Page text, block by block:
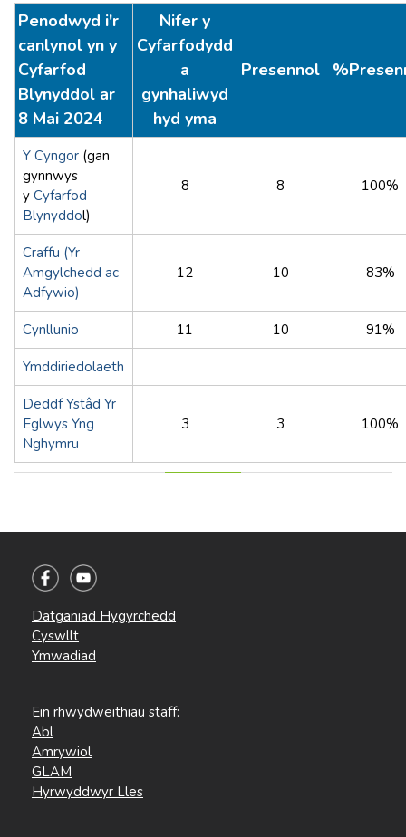
Penodwyd i'r
canlynol yn y
Cyfarfod
Blynyddol ar
8 Mai 2024
Nifer y
Cyfarfodydd
a
gynhaliwyd
hyd yma
Presennol
Y Cyngor (gan
gynnwys
y Cyfarfod
Blynyddol)
8 8 100%
Craffu (Yr
Amgylchedd ac
Adfywio)
12 10 83%
Cynllunio 11 10 91%
Ymddiriedolaeth
Deddf Ystâd Yr
Eglwys Yng
Nghymru
3 3 100%
Datganiad Hygyrchedd
Cyswllt
Ymwadiad
Ein rhwydweithiau staff:
Abl
Amrywiol
GLAM
Hyrwyddwyr Lles